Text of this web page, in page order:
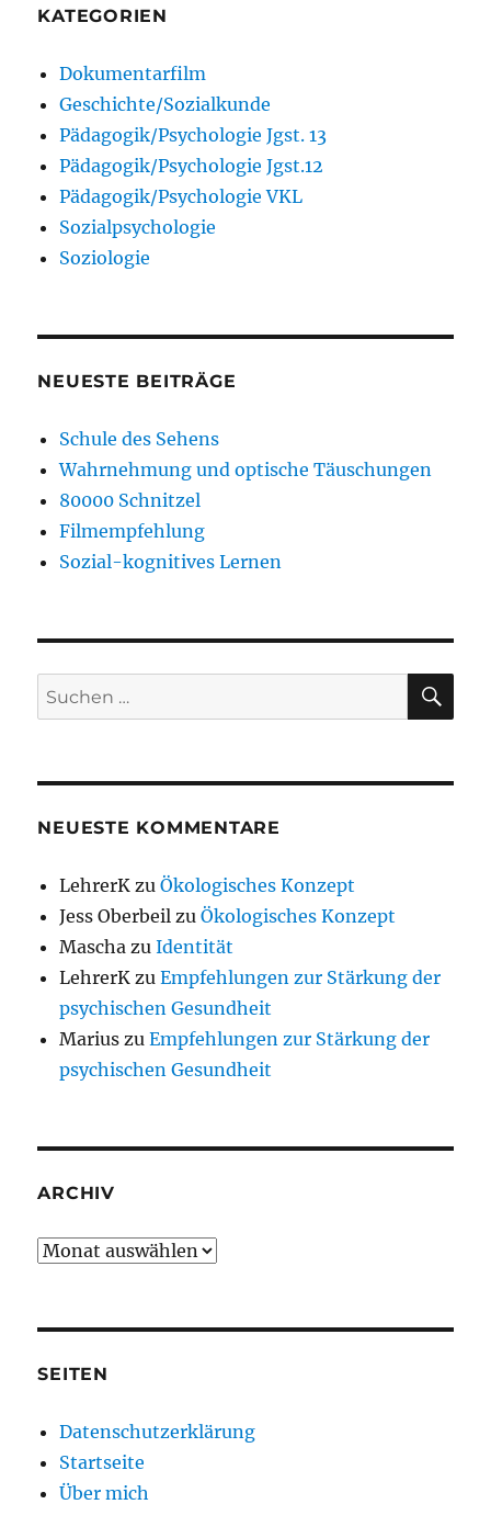
KATEGORIEN
Dokumentarfilm
Geschichte/Sozialkunde
Pädagogik/Psychologie Jgst. 13
Pädagogik/Psychologie Jgst.12
Pädagogik/Psychologie VKL
Sozialpsychologie
Soziologie
NEUESTE BEITRÄGE
Schule des Sehens
Wahrnehmung und optische Täuschungen
80000 Schnitzel
Filmempfehlung
Sozial-kognitives Lernen
Suchen
nach:
NEUESTE KOMMENTARE
LehrerK zuÖkologisches Konzept
Jess Oberbeil zuÖkologisches Konzept
Mascha zuIdentität
LehrerK zuEmpfehlungen zur Stärkung der
psychischen Gesundheit
Marius zuEmpfehlungen zur Stärkung der
psychischen Gesundheit
ARCHIV
Archiv
SEITEN
Datenschutzerklärung
Startseite
Über mich